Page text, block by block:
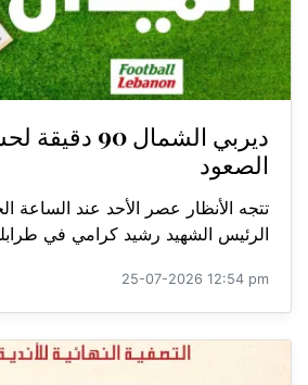
ديربي الشمال
الصعود
تتجه الأنظار عصر الأحد عند الساعة
الرئيس الشهيد رشيد كرامي في
25-07-2026 12:54 pm